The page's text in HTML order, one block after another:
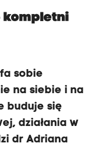
kompletni
sobie
na siebie i na
buduje się
działania w
dr Adriana